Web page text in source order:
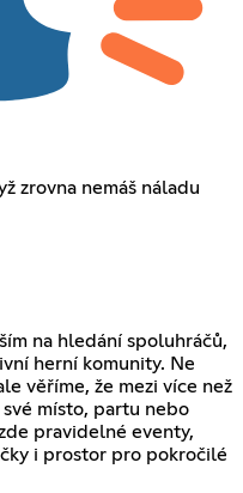
zrovna nemáš náladu
na hledání spoluhráčů,
herní komunity. Ne
věříme, že mezi více než
místo, partu nebo
pravidelné eventy,
i prostor pro pokročilé